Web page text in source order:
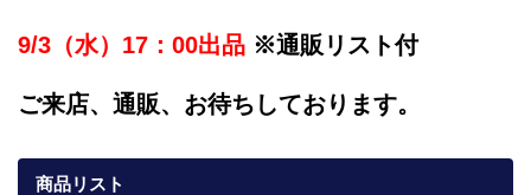
9/3（水）17：00出品 ※通販リスト付
ご来店、通販、お待ちしております。
商品リスト